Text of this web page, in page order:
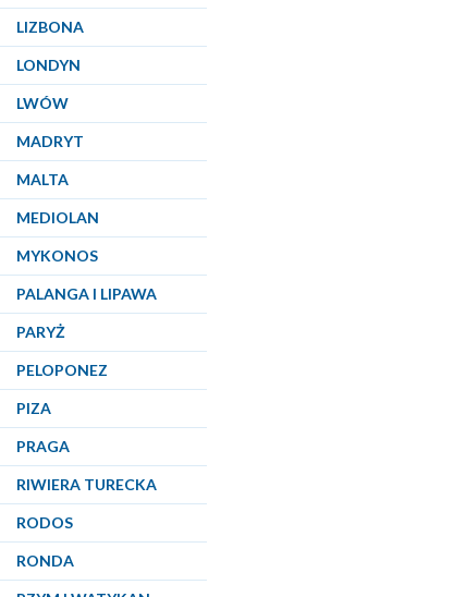
LIZBONA
LONDYN
LWÓW
MADRYT
MALTA
MEDIOLAN
MYKONOS
PALANGA I LIPAWA
PARYŻ
PELOPONEZ
PIZA
PRAGA
RIWIERA TURECKA
RODOS
RONDA